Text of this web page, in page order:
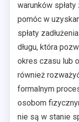
warunków
pomóc w
spłaty
długu, która
okres czasu lub
również
formalnym
osobom
nie są w stanie